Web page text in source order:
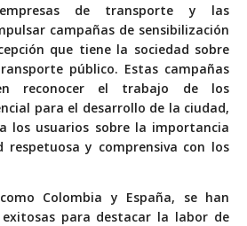
de transporte y las
campañas de sensibilización
que tiene la sociedad sobre
público. Estas campañas
reconocer el trabajo de los
para el desarrollo de la ciudad,
los usuarios sobre la importancia
y comprensiva con los
Colombia y España, se han
para destacar la labor de